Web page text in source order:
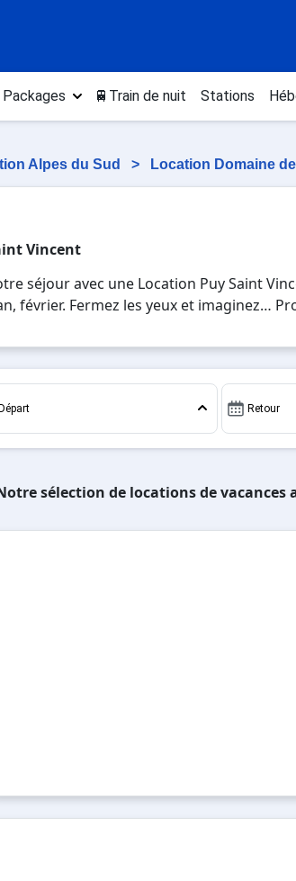
Packages 🚆Train de nuit Stations
Alpes du Sud > Location Domaine
Vincent
séjour avec une Location Puy Saint
février. Fermez les yeux et imaginez…
les plaisirs de la glisse sur les pistes
ou pour 7 jours en Location Puy
vacances au ski.
Départ Retour
sélection de locations de vacances